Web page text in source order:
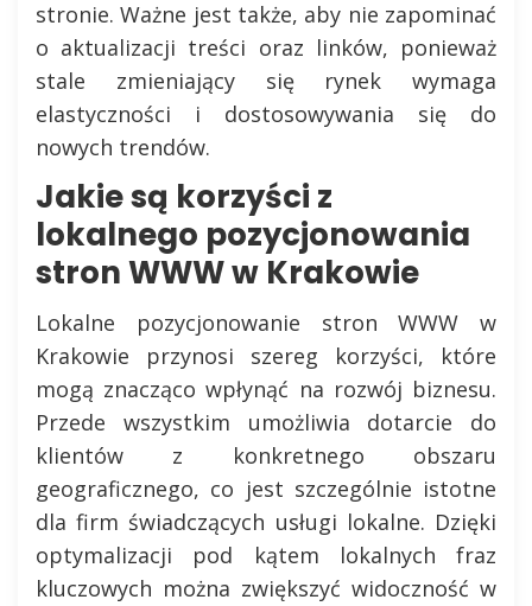
stronie. Ważne jest także, aby nie zapominać
o aktualizacji treści oraz linków, ponieważ
stale zmieniający się rynek wymaga
elastyczności i dostosowywania się do
nowych trendów.
Jakie są korzyści z
lokalnego pozycjonowania
stron WWW w Krakowie
Lokalne pozycjonowanie stron WWW w
Krakowie przynosi szereg korzyści, które
mogą znacząco wpłynąć na rozwój biznesu.
Przede wszystkim umożliwia dotarcie do
klientów z konkretnego obszaru
geograficznego, co jest szczególnie istotne
dla firm świadczących usługi lokalne. Dzięki
optymalizacji pod kątem lokalnych fraz
kluczowych można zwiększyć widoczność w